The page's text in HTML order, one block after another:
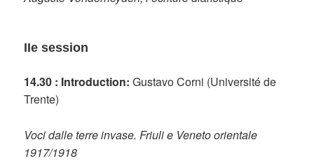
IIe session
14.30 : Introduction:Gustavo Corni (Université de
Trente)
Voci dalle terre invase. Friuli e Veneto orientale
1917/1918